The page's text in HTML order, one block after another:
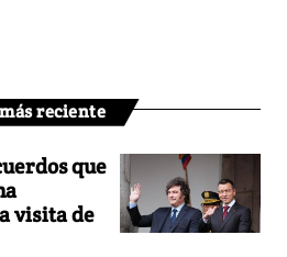
reciente
que
visita de